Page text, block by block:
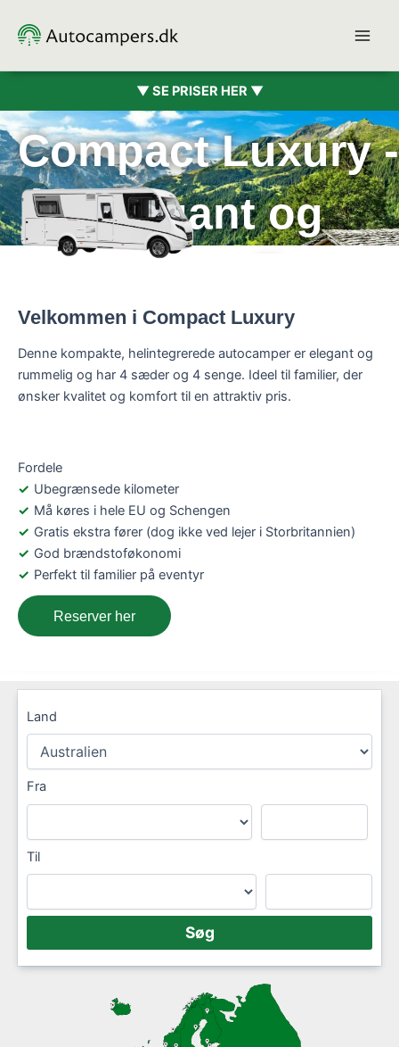
▼ SE PRISER HER ▼
Compact Luxury -
Elegant og
Velkommen i Compact Luxury
Denne kompakte, helintegrerede autocamper er elegant og
rummelig og har 4 sæder og 4 senge. Ideel til familier, der
ønsker kvalitet og komfort til en attraktiv pris.
Fordele
Ubegrænsede kilometer
Må køres i hele EU og Schengen
Gratis ekstra fører (dog ikke ved lejer i Storbritannien)
God brændstoføkonomi
Perfekt til familier på eventyr
Reserver her
Land
Fra
Til